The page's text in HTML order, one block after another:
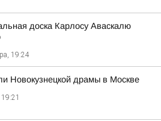
доска Карлосу Аваскалю
19:24
Новокузнецкой драмы в Москве